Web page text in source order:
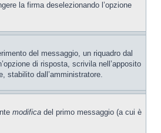
la firma deselezionando l’opzione
del messaggio, un riquadro dal
di risposta, scrivila nell’apposito
stabilito dall’amministratore.
modifica del primo messaggio (a cui è